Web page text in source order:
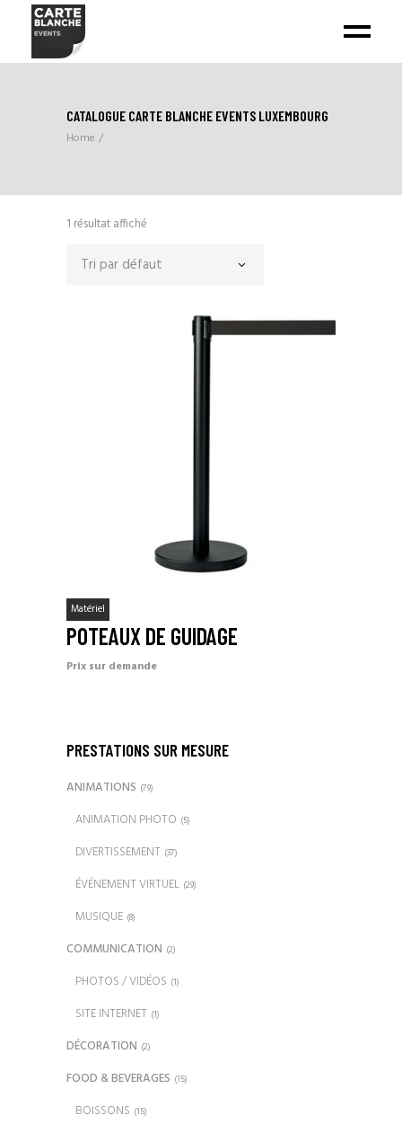
CATALOGUE CARTE BLANCHE EVENTS LUXEMBOURG
1 résultat affiché
Tri par défaut
Matériel
POTEAUX DE GUIDAGE
Prix sur demande
PRESTATIONS SUR MESURE
ANIMATIONS (79)
ANIMATION PHOTO (5)
DIVERTISSEMENT (37)
ÉVÉNEMENT VIRTUEL (29)
MUSIQUE (8)
COMMUNICATION (2)
PHOTOS / VIDÉOS (1)
SITE INTERNET (1)
DÉCORATION (2)
FOOD & BEVERAGES (15)
BOISSONS (15)